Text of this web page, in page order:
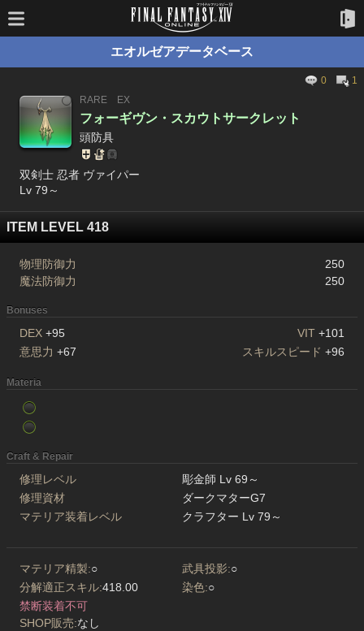
エオルゼアデータベース
0
1
RARE
EX
フォーギヴン・スカウトサークレット
頭防具
双剣士 忍者 ヴァイパー
Lv 79～
ITEM LEVEL 418
物理防御力
250
魔法防御力
250
Bonuses
DEX +95 VIT +101
意思力 +67 スキルスピード +96
Materia
Craft & Repair
修理レベル
彫金師 Lv 69～
修理資材
ダークマターG7
マテリア装着レベル
クラフター Lv 79～
マテリア精製:○ 武具投影:○
分解適正スキル:418.00 染色:○
禁断装着不可
SHOP販売:なし